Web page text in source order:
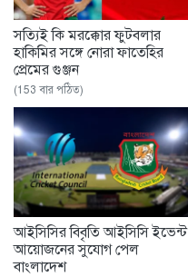
সত্যিই কি মরক্কোর ফুটবলার
হাকিমির সঙ্গে নোরা ফাতেহির
প্রেমের গুঞ্জন
(153 বার পঠিত)
আইসিসির বিবৃতি আইসিসি ইভেন্ট
আয়োজনের সুযোগ পেল
বাংলাদেশ